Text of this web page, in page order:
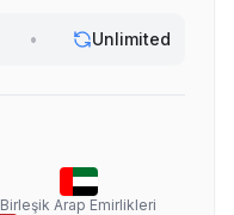
• Unlimited
Birleşik Arap Emirlikleri